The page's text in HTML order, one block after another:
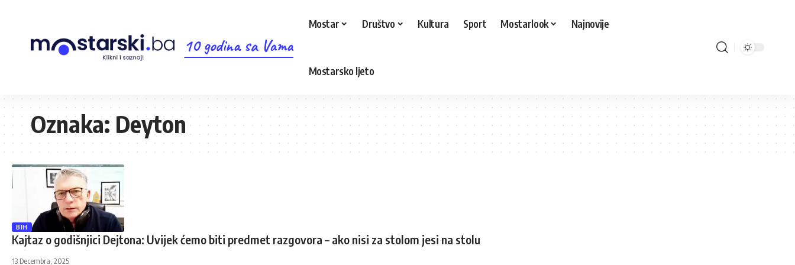
10 godina sa Vama
Mostar Društvo Kultura Sport Mostarlook Najnovije
Mostarsko ljeto
Oznaka:Deyton
BIH
Kajtaz o godišnjici Dejtona: Uvijek ćemo biti predmet razgovora – ako nisi za stolom jesi na stolu
13 Decembra, 2025